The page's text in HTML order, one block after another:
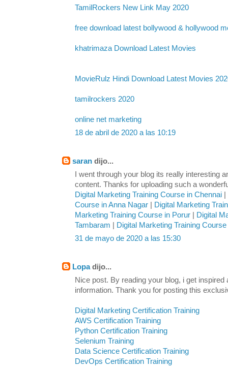
TamilRockers New Link May 2020
free download latest bollywood & hollywood
khatrimaza Download Latest Movies
MovieRulz Hindi Download Latest Movies
tamilrockers 2020
online net marketing
18 de abril de 2020 a las 10:19
saran dijo...
I went through your blog its really interesting
content. Thanks for uploading such a
Digital Marketing Training Course in Chennai
Course in Anna Nagar
Digital Marketing
Marketing Training Course in Porur
Digital
Tambaram
Digital Marketing Training
31 de mayo de 2020 a las 15:30
Lopadijo...
Nice post. By reading your blog, i get
information. Thank you for posting this
Digital Marketing Certification Training
AWS Certification Training
Python Certification Training
Selenium Training
Data Science Certification Training
DevOps Certification Training